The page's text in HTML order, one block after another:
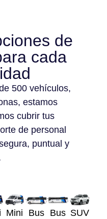
de
cada
500 vehículos,
estamos
cubrir tus
de personal
puntual y
Mini
Bus
Bus SUV